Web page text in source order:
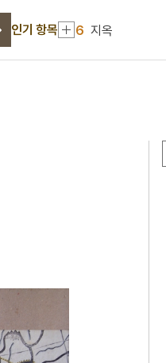
인기 항목
7 강경시장
8 경복궁